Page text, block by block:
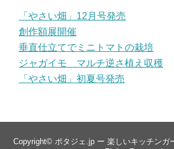
「やさい畑」12月号発売
創作額展開催
垂直仕立てでミニトマトの栽培
ジャガイモ マルチ逆さ植え収穫
「やさい畑」初夏号発売
Copyright© ポタジェ.jp ー 楽しいキッチンガ